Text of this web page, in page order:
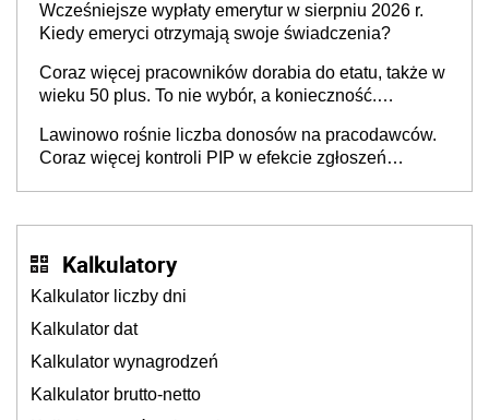
stanie? Pracownicy 45+ to siła napędowa
gospodarki
Wcześniejsze wypłaty emerytur w sierpniu 2026 r.
Kiedy emeryci otrzymają swoje świadczenia?
Coraz więcej pracowników dorabia do etatu, także w
wieku 50 plus. To nie wybór, a konieczność.
Lawinowo rośnie liczba donosów na pracodawców.
Coraz więcej kontroli PIP w efekcie zgłoszeń
Kalkulatory
Kalkulator liczby dni
Kalkulator dat
Kalkulator wynagrodzeń
Kalkulator brutto-netto